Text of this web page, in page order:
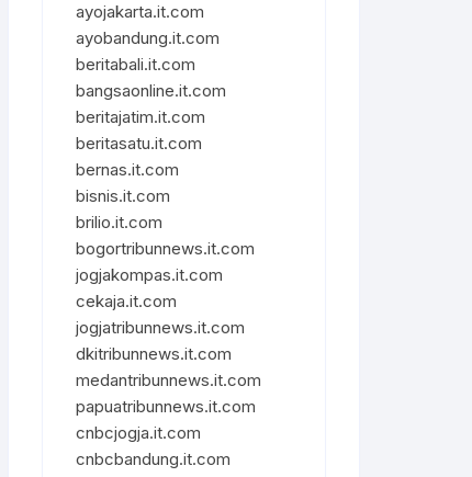
ayojakarta.it.com
ayobandung.it.com
beritabali.it.com
bangsaonline.it.com
beritajatim.it.com
beritasatu.it.com
bernas.it.com
bisnis.it.com
brilio.it.com
bogortribunnews.it.com
jogjakompas.it.com
cekaja.it.com
jogjatribunnews.it.com
dkitribunnews.it.com
medantribunnews.it.com
papuatribunnews.it.com
cnbcjogja.it.com
cnbcbandung.it.com